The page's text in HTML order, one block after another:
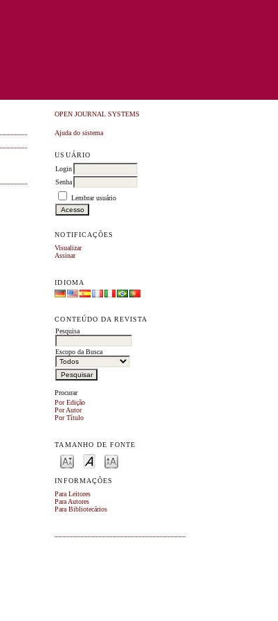
OPEN JOURNAL SYSTEMS
Ajuda do sistema
USUÁRIO
Login
Senha
Lembrar usuário
NOTIFICAÇÕES
Visualizar
Assinar
IDIOMA
CONTEÚDO DA REVISTA
Pesquisa
Escopo da Busca
Procurar
Por Edição
Por Autor
Por Título
TAMANHO DE FONTE
INFORMAÇÕES
Para Leitores
Para Autores
Para Bibliotecários